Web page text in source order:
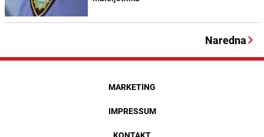
Naredna
MARKETING
IMPRESSUM